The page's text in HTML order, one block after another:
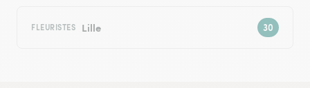
FLEURISTES Lille